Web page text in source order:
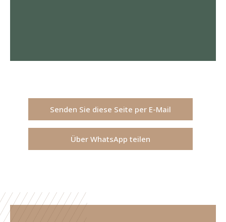
Senden Sie diese Seite per E-Mail
Über WhatsApp teilen